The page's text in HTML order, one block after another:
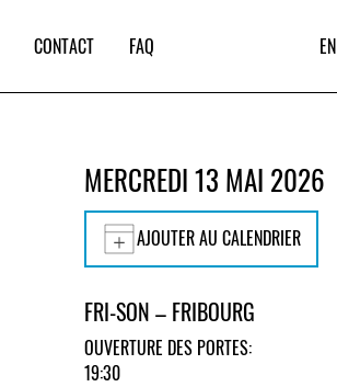
CONTACT FAQ EN
MERCREDI 13 MAI 2026
AJOUTER AU CALENDRIER
FRI-SON – FRIBOURG
OUVERTURE DES PORTES:
19:30